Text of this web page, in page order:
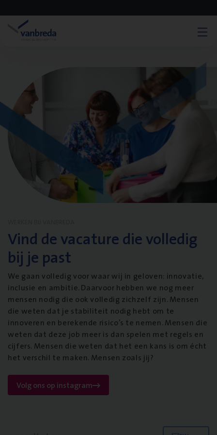
Vind de vacature die volledig
bij je past
We gaan volledig voor waar wij in geloven: innovatie,
inclusie en ambitie. Daarvoor hebben we nog meer
mensen nodig die ook volledig zichzelf zijn. Mensen
die weten dat je stabiliteit nodig hebt om te
innoveren en berekende risico’s te nemen. Mensen die
weten dat deze job meer is dan spelen met regels en
cijfers. Mensen die weten dat het een kans is om écht
het verschil te maken. Mensen zoals jij?
Volg ons op instagram